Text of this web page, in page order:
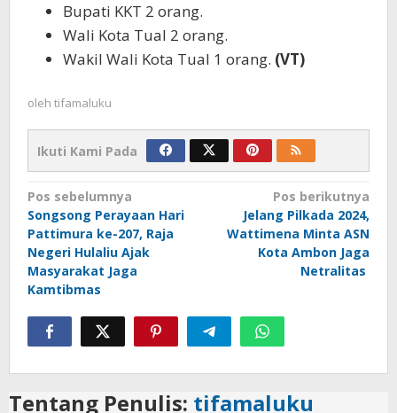
Bupati KKT 2 orang.
Wali Kota Tual 2 orang.
Wakil Wali Kota Tual 1 orang. (VT)
oleh tifamaluku
Ikuti Kami Pada
Navigasi
pos
Pos sebelumnya
Songsong Perayaan Hari
Pattimura ke-207, Raja
Negeri Hulaliu Ajak
Masyarakat Jaga
Kamtibmas
Pos berikutnya
Jelang Pilkada 2024,
Wattimena Minta ASN
Kota Ambon Jaga
Netralitas
Tentang Penulis: tifamaluku